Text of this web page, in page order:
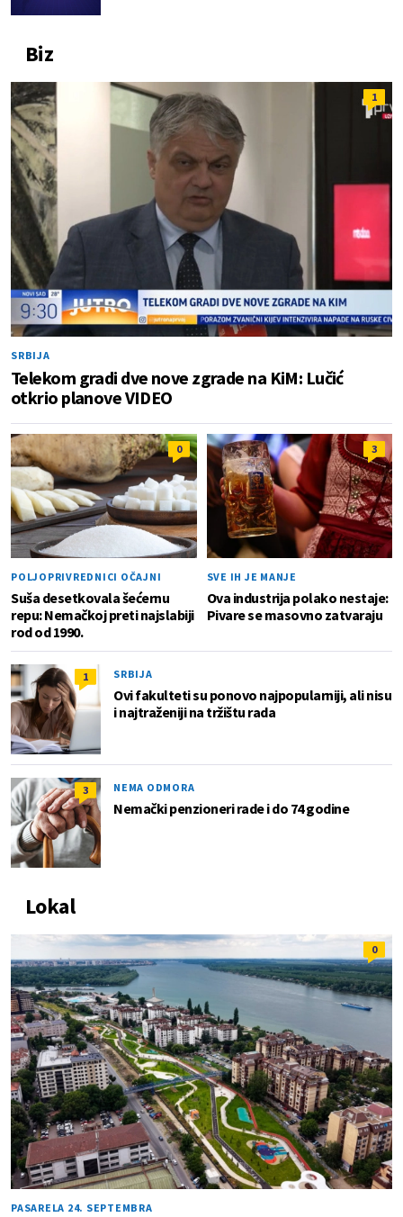
Biz
1
SRBIJA
Telekom gradi dve nove zgrade na KiM: Lučić
otkrio planove VIDEO
0
POLJOPRIVREDNICI OČAJNI
Suša desetkovala šećernu
repu: Nemačkoj preti najslabiji
rod od 1990.
3
SVE IH JE MANJE
Ova industrija polako nestaje:
Pivare se masovno zatvaraju
1 SRBIJA
Ovi fakulteti su ponovo najpopularniji, ali nisu
i najtraženiji na tržištu rada
3 NEMA ODMORA
Nemački penzioneri rade i do 74 godine
Lokal
0
PASARELA 24. SEPTEMBRA